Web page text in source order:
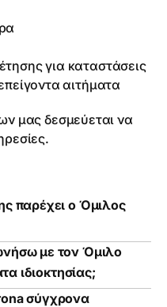
για καταστάσεις
αιτήματα
μας δεσμεύεται να
παρέχει ο Όμιλος
με τον Όμιλο
ιδιοκτησίας;
σύγχρονα